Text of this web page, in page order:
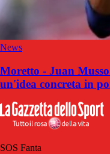
News
Moretto - Juan
un'idea concreta in
SOS Fanta